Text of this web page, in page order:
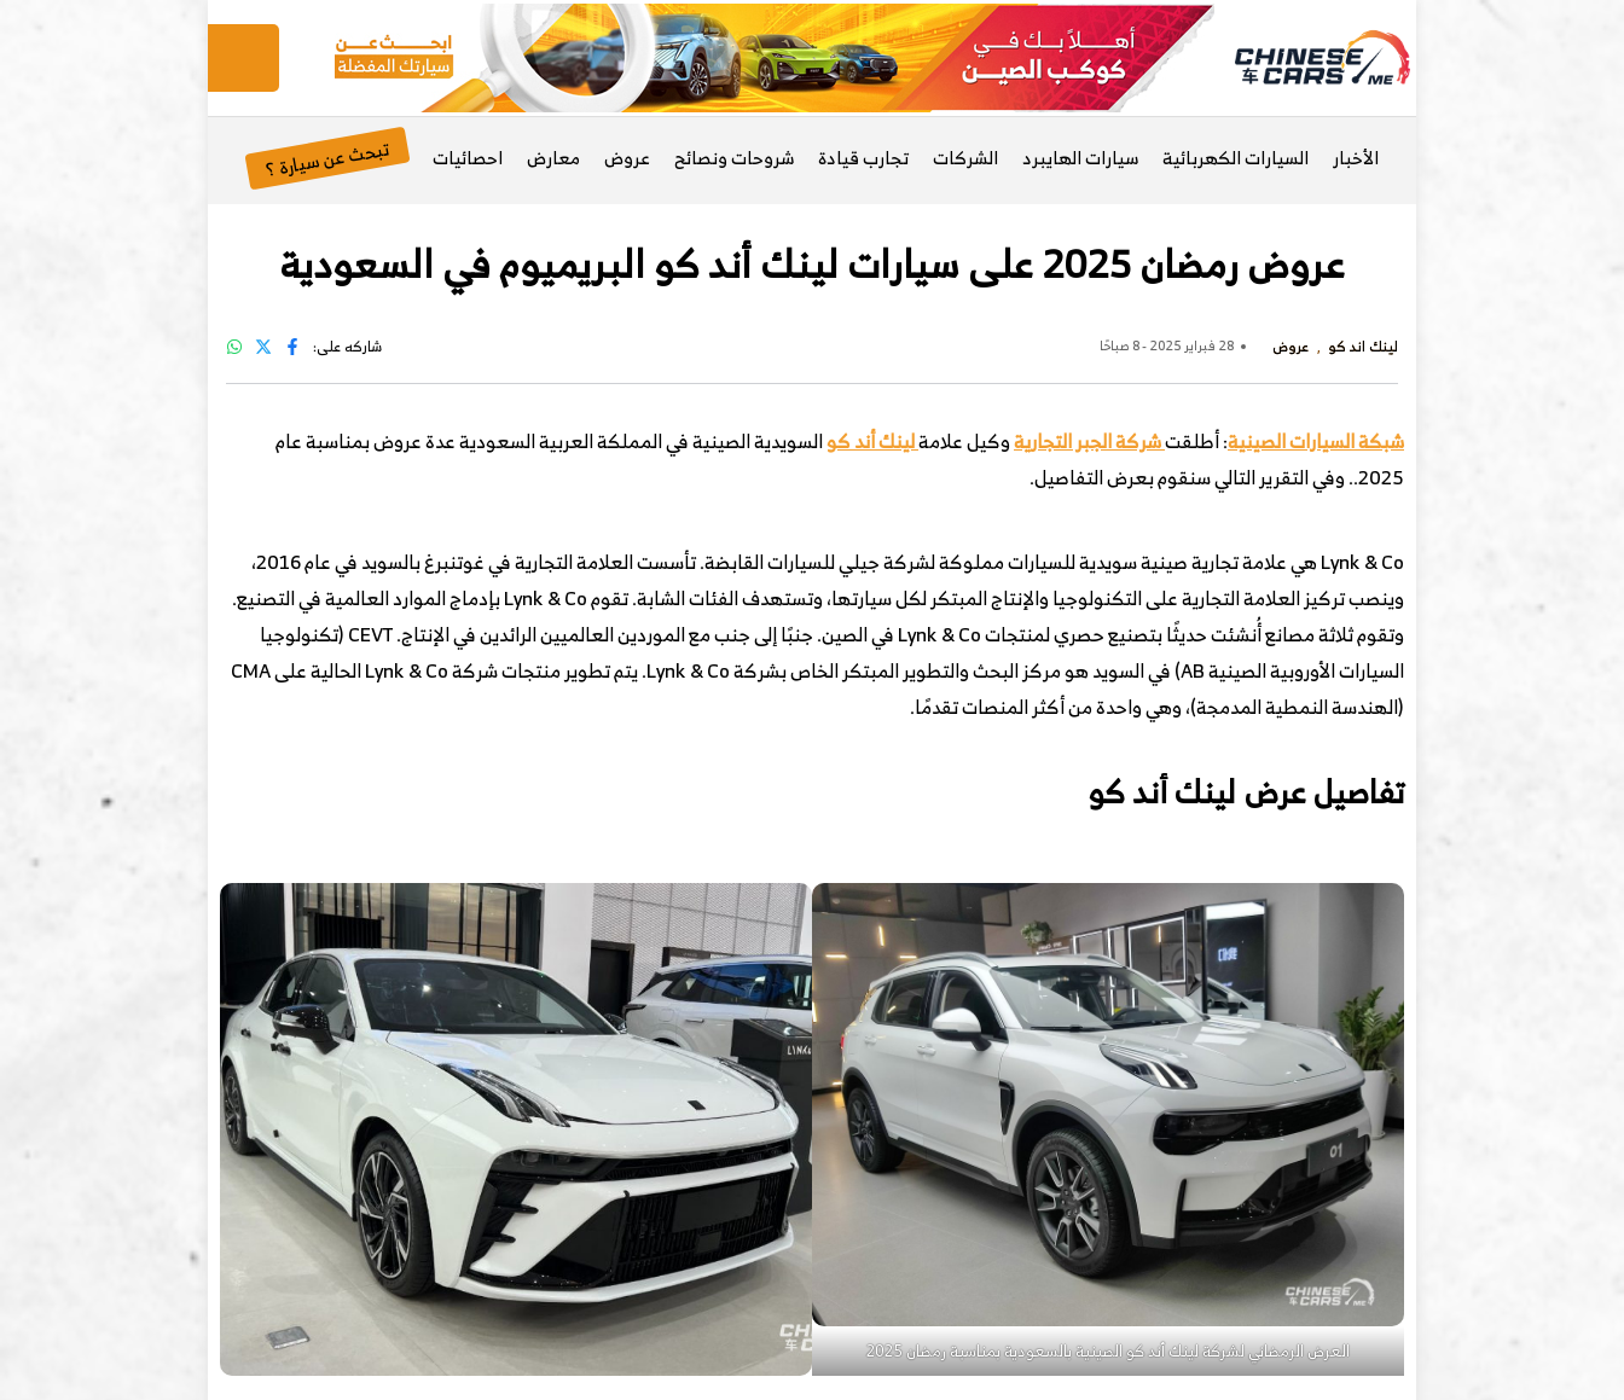
الأخبار السيارات الكهربائية سيارات الهايبرد الشركات تجارب قيادة شروحات ونصائح عروض معارض احصائيات تبحث عن سيارة ؟
عروض رمضان 2025 على سيارات لينك أند كو البريميوم في السعودية
لينك اند كو عروض 28 فبراير 2025 - 8 صباحًا شاركه على:
شبكة السيارات الصينية: أطلقتشركة الجبر التجاريةوكيل علامةلينك أند كوالسويدية الصينية في المملكة العربية السعودية عدة عروض بمناسبة عام
2025.. وفي التقرير التالي سنقوم بعرض التفاصيل.
Lynk & Co هي علامة تجارية صينية سويدية للسيارات مملوكة لشركة جيلي للسيارات القابضة. تأسست العلامة التجارية في غوتنبرغ بالسويد في عام 2016،
وينصب تركيز العلامة التجارية على التكنولوجيا والإنتاج المبتكر لكل سيارتها، وتستهدف الفئات الشابة. تقوم Lynk & Co بإدماج الموارد العالمية في التصنيع.
وتقوم ثلاثة مصانع أُنشئت حديثًا بتصنيع حصري لمنتجات Lynk & Co في الصين. جنبًا إلى جنب مع الموردين العالميين الرائدين في الإنتاج. CEVT (تكنولوجيا
السيارات الأوروبية الصينية AB) في السويد هو مركز البحث والتطوير المبتكر الخاص بشركة Lynk & Co. يتم تطوير منتجات شركة Lynk & Co الحالية على CMA
(الهندسة النمطية المدمجة)، وهي واحدة من أكثر المنصات تقدمًا.
تفاصيل عرض لينك أند كو
العرض الرمضاني لشركة لينك أند كو الصينية بالسعودية بمناسبة رمضان 2025